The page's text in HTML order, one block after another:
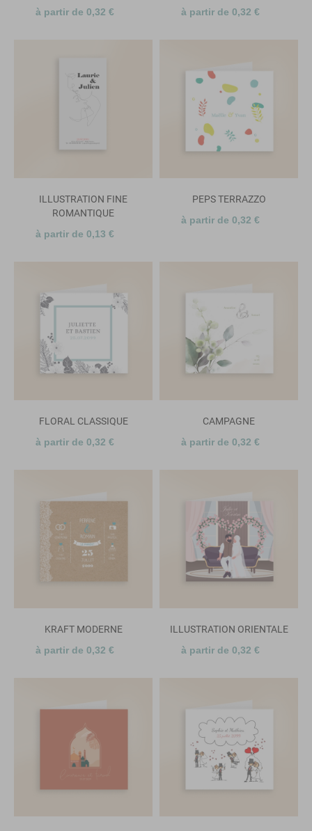
à partir de 0,32 €
à partir de 0,32 €
ILLUSTRATION FINE
ROMANTIQUE
à partir de 0,13 €
PEPS TERRAZZO
à partir de 0,32 €
FLORAL CLASSIQUE
à partir de 0,32 €
CAMPAGNE
à partir de 0,32 €
KRAFT MODERNE
à partir de 0,32 €
ILLUSTRATION ORIENTALE
à partir de 0,32 €